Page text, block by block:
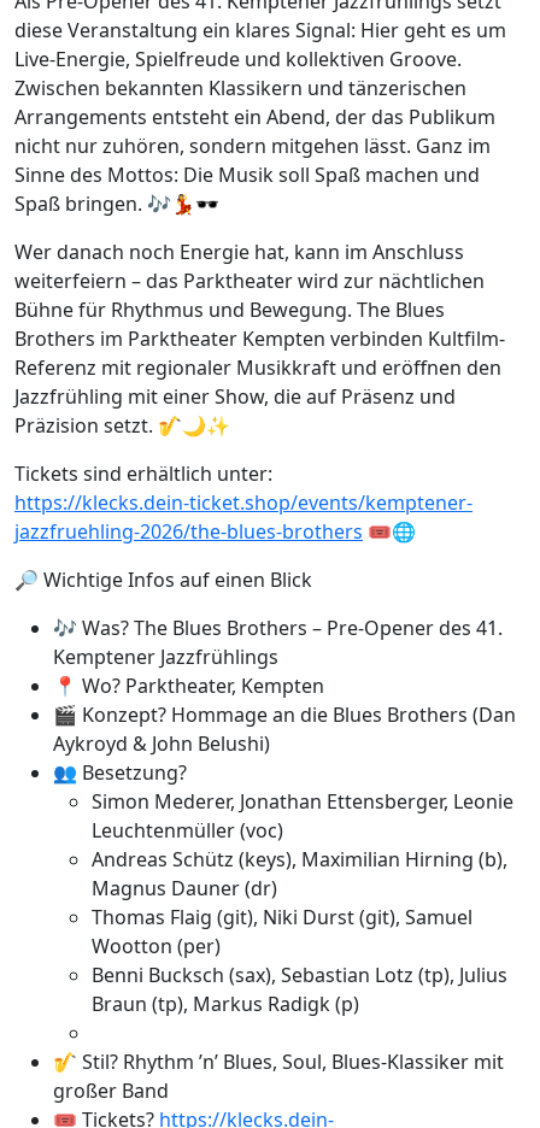
diese Veranstaltung ein klares Signal: Hier geht es um
Live-Energie, Spielfreude und kollektiven Groove.
Zwischen bekannten Klassikern und tänzerischen
Arrangements entsteht ein Abend, der das Publikum
nicht nur zuhören, sondern mitgehen lässt. Ganz im
Sinne des Mottos: Die Musik soll Spaß machen und
Spaß bringen. 🎶💃🕶️
Wer danach noch Energie hat, kann im Anschluss
weiterfeiern – das Parktheater wird zur nächtlichen
Bühne für Rhythmus und Bewegung. The Blues
Brothers im Parktheater Kempten verbinden Kultfilm-
Referenz mit regionaler Musikkraft und eröffnen den
Jazzfrühling mit einer Show, die auf Präsenz und
Präzision setzt. 🎷🌙✨
Tickets sind erhältlich unter:
https://klecks.dein-ticket.shop/events/kemptener-
jazzfruehling-2026/the-blues-brothers 🎟️🌐
🔎 Wichtige Infos auf einen Blick
🎶 Was? The Blues Brothers – Pre-Opener des 41.
Kemptener Jazzfrühlings
📍 Wo? Parktheater, Kempten
🎬 Konzept? Hommage an die Blues Brothers (Dan
Aykroyd & John Belushi)
👥 Besetzung?
Simon Mederer, Jonathan Ettensberger, Leonie
Leuchtenmüller (voc)
Andreas Schütz (keys), Maximilian Hirning (b),
Magnus Dauner (dr)
Thomas Flaig (git), Niki Durst (git), Samuel
Wootton (per)
Benni Bucksch (sax), Sebastian Lotz (tp), Julius
Braun (tp), Markus Radigk (p)
🎷 Stil? Rhythm ’n’ Blues, Soul, Blues-Klassiker mit
großer Band
🎟️ Tickets? https://klecks.dein-